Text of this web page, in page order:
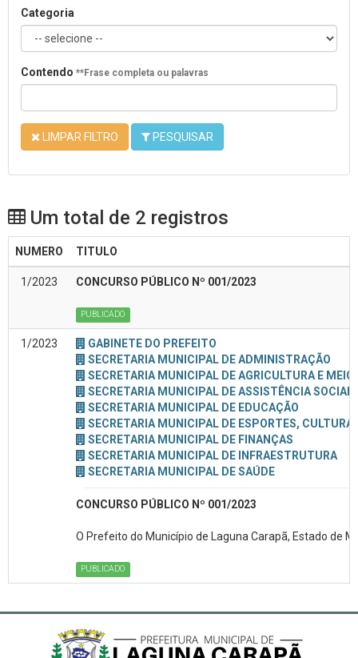
Categoria
Contendo **Frase completa ou palavras
LIMPAR FILTRO PESQUISAR
Um total de 2 registros
NUMERO TITULO
1/2023 CONCURSO PÚBLICO Nº 001/2023
PUBLICADO
1/2023
GABINETE DO PREFEITO
SECRETARIA MUNICIPAL DE ADMINISTRAÇÃO
SECRETARIA MUNICIPAL DE AGRICULTURA E
SECRETARIA MUNICIPAL DE ASSISTÊNCIA SOCIAL
SECRETARIA MUNICIPAL DE EDUCAÇÃO
SECRETARIA MUNICIPAL DE ESPORTES, CULTURA
SECRETARIA MUNICIPAL DE FINANÇAS
SECRETARIA MUNICIPAL DE INFRAESTRUTURA
SECRETARIA MUNICIPAL DE SAÚDE
CONCURSO PÚBLICO Nº 001/2023
O Prefeito do Município de Laguna Carapã, Estado de
PUBLICADO